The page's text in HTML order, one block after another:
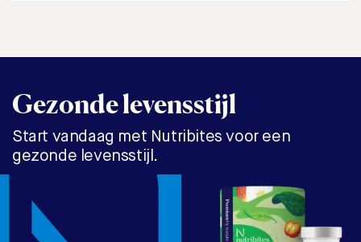
Gezonde levensstijl
Start vandaag met Nutribites voor een
gezonde levensstijl.